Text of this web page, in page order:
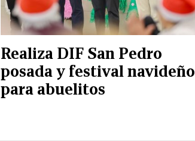
Realiza DIF San Pedro
posada y festival navideño
para abuelitos